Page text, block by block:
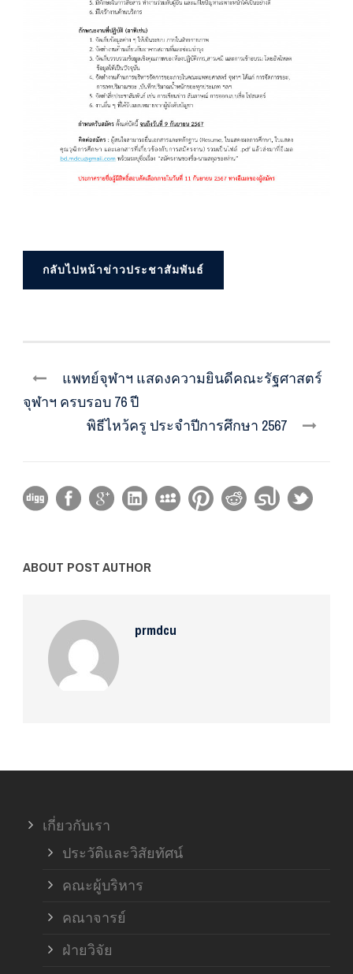
กลับไปหน้าข่าวประชาสัมพันธ์
แพทย์จุฬาฯ แสดงความยินดีคณะรัฐศาสตร์
จุฬาฯ ครบรอบ 76 ปี
พิธีไหว้ครู ประจำปีการศึกษา 2567
ABOUT POST AUTHOR
prmdcu
เกี่ยวกับเรา
ประวัติและวิสัยทัศน์
คณะผู้บริหาร
คณาจารย์
ฝ่ายวิจัย